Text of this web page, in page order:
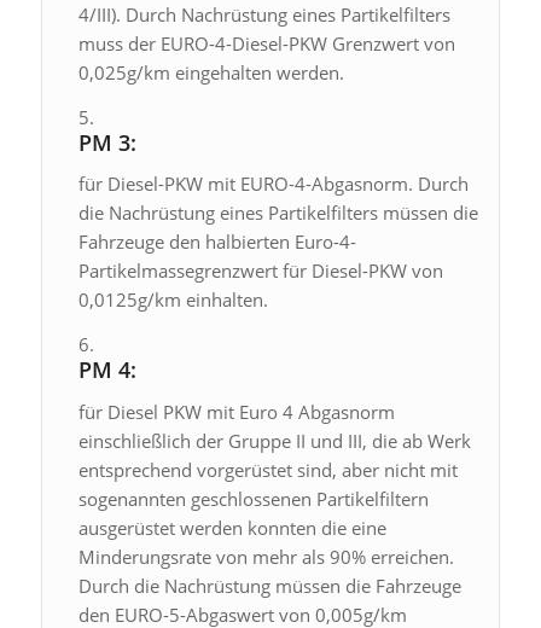
4/III). Durch Nachrüstung eines Partikelfilters
muss der EURO-4-Diesel-PKW Grenzwert von
0,025g/km eingehalten werden.
PM 3:
für Diesel-PKW mit EURO-4-Abgasnorm. Durch
die Nachrüstung eines Partikelfilters müssen die
Fahrzeuge den halbierten Euro-4-
Partikelmassegrenzwert für Diesel-PKW von
0,0125g/km einhalten.
PM 4:
für Diesel PKW mit Euro 4 Abgasnorm
einschließlich der Gruppe II und III, die ab Werk
entsprechend vorgerüstet sind, aber nicht mit
sogenannten geschlossenen Partikelfiltern
ausgerüstet werden konnten die eine
Minderungsrate von mehr als 90% erreichen.
Durch die Nachrüstung müssen die Fahrzeuge
den EURO-5-Abgaswert von 0,005g/km